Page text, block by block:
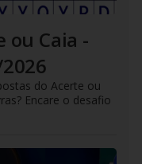
ou Caia -
do Acerte ou
Encare o desafio